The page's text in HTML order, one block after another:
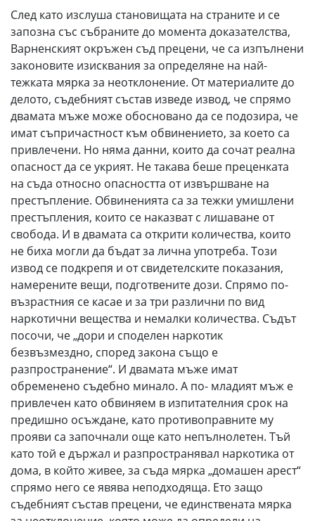
След като изслуша становищата на страните и се
запозна със събраните до момента доказателства,
Варненският окръжен съд прецени, че са изпълнени
законовите изисквания за определяне на най-
тежката мярка за неотклонение. От материалите до
делото, съдебният състав изведе извод, че спрямо
двамата мъже може обосновано да се подозира, че
имат съпричастност към обвинението, за което са
привлечени. Но няма данни, които да сочат реална
опасност да се укрият. Не такава беше преценката
на съда относно опасността от извършване на
престъпление. Обвиненията са за тежки умишлени
престъпления, които се наказват с лишаване от
свобода. И в двамата са открити количества, които
не биха могли да бъдат за лична употреба. Този
извод се подкрепя и от свидетелските показания,
намерените вещи, подготвените дози. Спрямо по-
възрастния се касае и за три различни по вид
наркотични вещества и немалки количества. Съдът
посочи, че „дори и споделен наркотик
безвъзмездно, според закона също е
разпространение“. И двамата мъже имат
обременено съдебно минало. А по- младият мъж е
привлечен като обвиняем в изпитателния срок на
предишно осъждане, като противоправните му
прояви са започнали още като непълнолетен. Тъй
като той е държал и разпространявал наркотика от
дома, в който живее, за съда мярка „домашен арест“
спрямо него се явява неподходяща. Ето защо
съдебният състав прецени, че единствената мярка